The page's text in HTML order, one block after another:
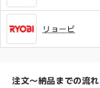
リョービ
注文～納品までの流れ